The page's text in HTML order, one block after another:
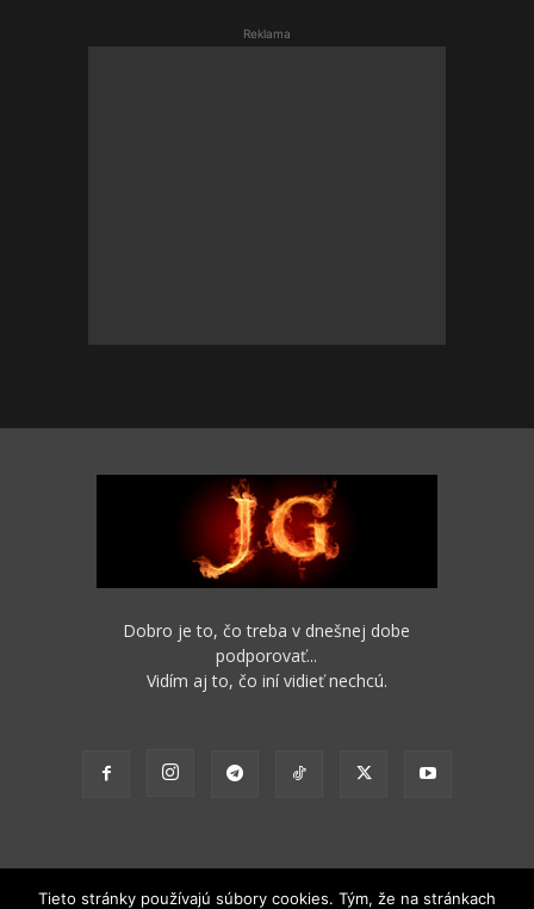
Reklama
Dobro je to, čo treba v dnešnej dobe
podporovať...
Vidím aj to, čo iní vidieť nechcú.
Tieto stránky používajú súbory cookies. Tým, že na stránkach